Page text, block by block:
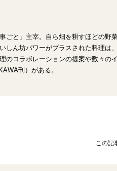
ごと」主宰。自ら畑を耕すほどの野
しん坊パワーがプラスされた料理は
のコラボレーションの提案や数々の
刊）がある。
この記